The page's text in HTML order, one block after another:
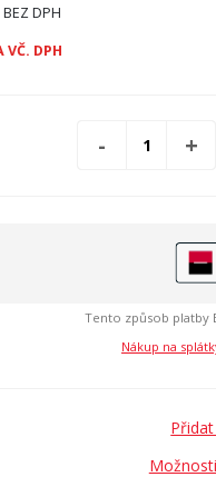
BEZ DPH
VČ. DPH
Tento způsob platby
Nákup na